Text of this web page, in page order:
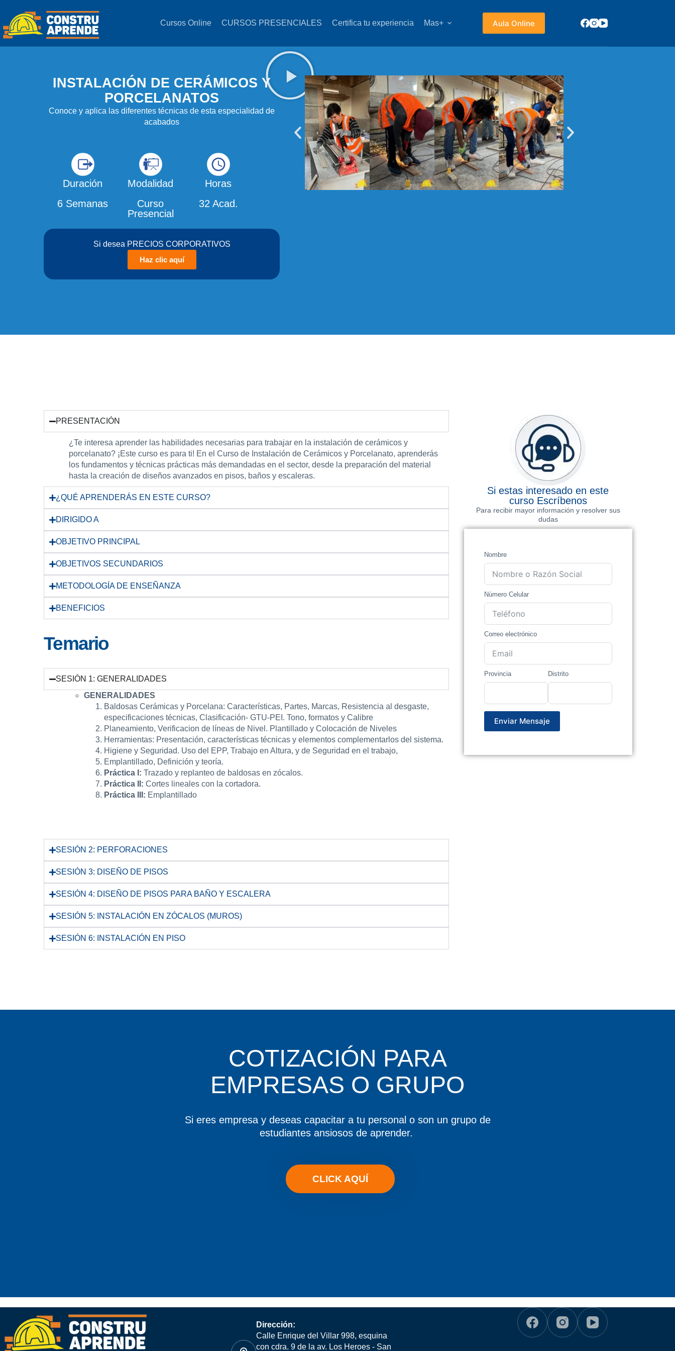
Cursos Online CURSOS PRESENCIALES Certifica tu experiencia Mas+ Aula Online
INSTALACIÓN DE CERÁMICOS Y
PORCELANATOS
Conoce y aplica las diferentes técnicas de esta especialidad de
acabados
Duración
6 Semanas
Modalidad
Curso
Presencial
Horas
32 Acad.
Si desea PRECIOS CORPORATIVOS
Haz clic aquí
PRESENTACIÓN
¿Te interesa aprender las habilidades necesarias para trabajar en la instalación de cerámicos y
porcelanato? ¡Este curso es para ti! En el Curso de Instalación de Cerámicos y Porcelanato, aprenderás
los fundamentos y técnicas prácticas más demandadas en el sector, desde la preparación del material
hasta la creación de diseños avanzados en pisos, baños y escaleras.
¿QUÉ APRENDERÁS EN ESTE CURSO?
DIRIGIDO A
OBJETIVO PRINCIPAL
OBJETIVOS SECUNDARIOS
METODOLOGÍA DE ENSEÑANZA
BENEFICIOS
Temario
SESIÓN 1: GENERALIDADES
GENERALIDADES
Baldosas Cerámicas y Porcelana: Características, Partes, Marcas, Resistencia al desgaste,
especificaciones técnicas, Clasificación- GTU-PEI. Tono, formatos y Calibre
Planeamiento, Verificacion de líneas de Nivel. Plantillado y Colocación de Niveles
Herramientas: Presentación, características técnicas y elementos complementarlos del sistema.
Higiene y Seguridad. Uso del EPP, Trabajo en Altura, y de Seguridad en el trabajo,
Emplantillado, Definición y teoría.
Práctica I: Trazado y replanteo de baldosas en zócalos.
Práctica II: Cortes lineales con la cortadora.
Práctica III: Emplantillado
SESIÓN 2: PERFORACIONES
SESIÓN 3: DISEÑO DE PISOS
SESIÓN 4: DISEÑO DE PISOS PARA BAÑO Y ESCALERA
SESIÓN 5: INSTALACIÓN EN ZÓCALOS (MUROS)
SESIÓN 6: INSTALACIÓN EN PISO
Si estas interesado en este
curso Escríbenos
Para recibir mayor información y resolver sus
dudas
Nombre
Número Celular
Correo electrónico
Provincia Distrito
Enviar Mensaje
COTIZACIÓN PARA
EMPRESAS O GRUPO
Si eres empresa y deseas capacitar a tu personal o son un grupo de
estudiantes ansiosos de aprender.
CLICK AQUÍ
Dirección:
Calle Enrique del Villar 998, esquina
con cdra. 9 de la av. Los Heroes - San